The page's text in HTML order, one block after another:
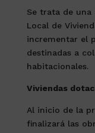
Se trata de una
Local de
incrementar el
destinadas a
habitacionales.
Viviendas
Al inicio de la
finalizará las